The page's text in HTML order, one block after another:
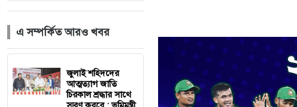
এ সম্পর্কিত আরও খবর
জুলাই শহিদদের
আত্মত্যাগ জাতি
চিরকাল শ্রদ্ধার সাথে